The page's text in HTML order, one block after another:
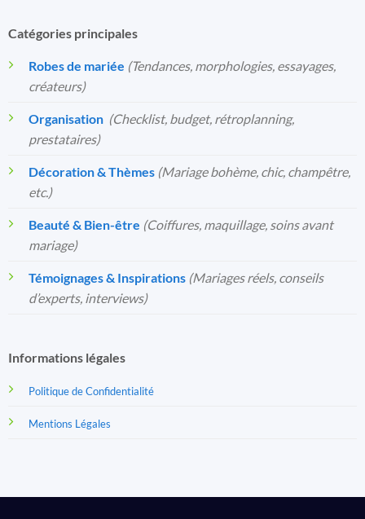
Catégories principales
Robes de mariée (Tendances, morphologies, essayages,
créateurs)
Organisation️ (Checklist, budget, rétroplanning,
prestataires)
Décoration & Thèmes (Mariage bohème, chic, champêtre,
etc.)
Beauté & Bien-être (Coiffures, maquillage, soins avant
mariage)
Témoignages & Inspirations (Mariages réels, conseils
d’experts, interviews)
Informations légales
Politique de Confidentialité
Mentions Légales